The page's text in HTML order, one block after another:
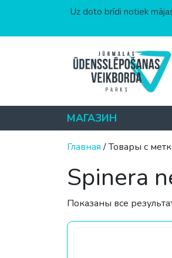
Uz doto brīdi notiek
МАГАЗИН
Главная/ Товары с
Spinera
Показаны все